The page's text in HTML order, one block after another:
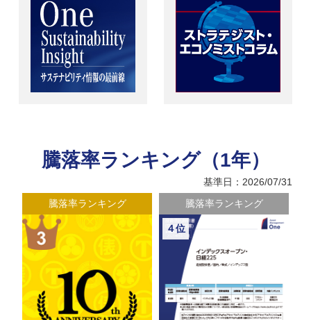
騰落率ランキング（1年）
基準日：2026/07/31
騰落率ランキング 騰落率ランキング
４位